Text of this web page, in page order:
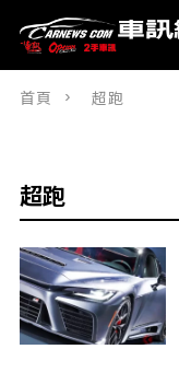
首頁 超跑
超跑